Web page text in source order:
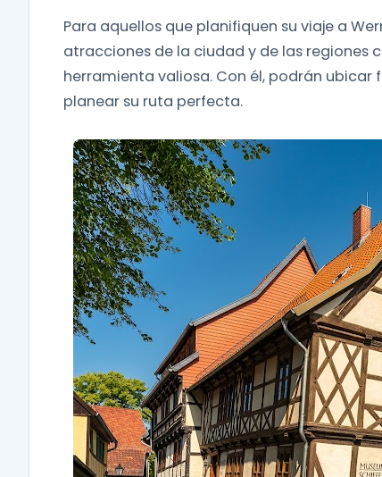
Para aquellos que planifiquen su viaje a
atracciones de la ciudad y de las regiones
herramienta valiosa. Con él, podrán
planear su ruta perfecta.